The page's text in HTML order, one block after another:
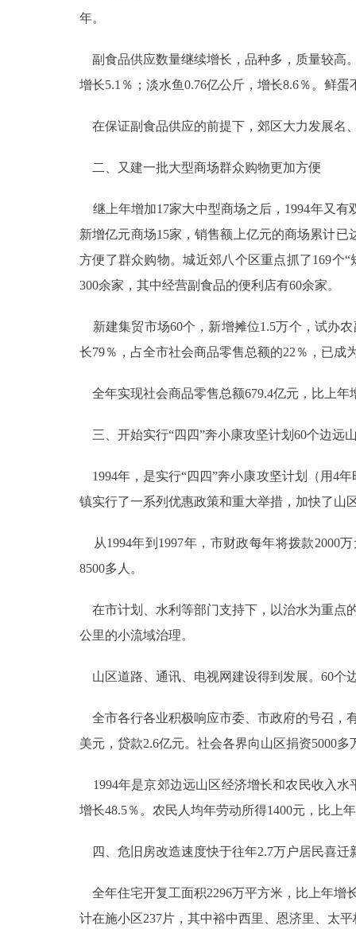
DEUTSCH
ESPAÑOL
ITALIANO
年。
副食品供应数量继续增长，品种多，质量较高
增长5.1％；淡水鱼0.76亿公斤，增长8.6％。鲜
在保证副食品供应的前提下，郊区大力发展名
二、又建一批大型商场群众购物更加方便
继上年增加17家大中型商场之后，1994年又有
新增亿元商场15家，销售额上亿元的商场累计
方便了群众购物。城近郊八个区重点抓了169个
300余家，其中经营副食品的便利店有60余家。
新建集贸市场60个，新增摊位1.5万个，试办
长79％，占全市社会商品零售总额的22％，已成
全年实现社会商品零售总额679.4亿元，比上年
三、开始实行“四四”奔小康攻坚计划60个边远
1994年，是实行“四四”奔小康攻坚计划（用4
镇实行了一系列优惠政策和重大举措，加快了山
从1994年到1997年，市财政每年将拨款2000
8500多人。
在市计划、水利等部门支持下，以治水为重点
公里的小流域治理。
山区道路、通讯、电视网建设得到发展。60个
全市各行各业积极响应市委、市政府的号召，
美元，贷款2.6亿元。社会各界向山区捐资5000
1994年是京郊边远山区经济增长和农民收入水
增长48.5％。农民人均年劳动所得1400元，比上
四、危旧房改造速度快于往年2.7万户居民喜迁
全年住宅开复工面积2296万平方米，比上年增
计在施小区237片，其中裕中西里、恩济里、太